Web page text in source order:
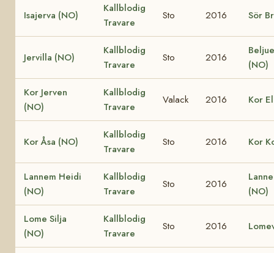
Isajerva (NO)
Kallblodig
Travare
Sto 2016 Sör
Jervilla (NO)
Kallblodig
Travare
Sto 2016
(NO)
Kor Jerven
(NO)
Kallblodig
Travare
Valack 2016 Kor
Kor Åsa (NO)
Kallblodig
Travare
Sto 2016 Kor
Lannem Heidi
(NO)
Kallblodig
Travare
Sto 2016
(NO)
Lome Silja
(NO)
Kallblodig
Travare
Sto 2016